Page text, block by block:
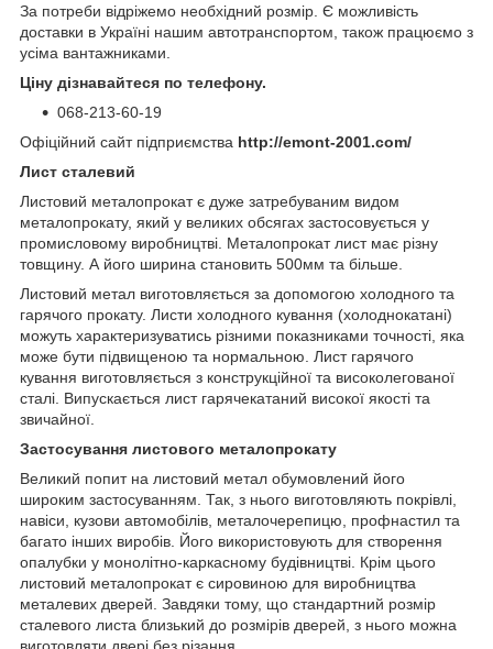
За потреби відріжемо необхідний розмір. Є можливість
доставки в Україні нашим автотранспортом, також працюємо з
усіма вантажниками.
Ціну дізнавайтеся по телефону.
068-213-60-19
Офіційний сайт підприємства http://emont-2001.com/
Лист сталевий
Листовий металопрокат є дуже затребуваним видом
металопрокату, який у великих обсягах застосовується у
промисловому виробництві. Металопрокат лист має різну
товщину. А його ширина становить 500мм та більше.
Листовий метал виготовляється за допомогою холодного та
гарячого прокату. Листи холодного кування (холоднокатані)
можуть характеризуватись різними показниками точності, яка
може бути підвищеною та нормальною. Лист гарячого
кування виготовляється з конструкційної та високолегованої
сталі. Випускається лист гарячекатаний високої якості та
звичайної.
Застосування листового металопрокату
Великий попит на листовий метал обумовлений його
широким застосуванням. Так, з нього виготовляють покрівлі,
навіси, кузови автомобілів, металочерепицю, профнастил та
багато інших виробів. Його використовують для створення
опалубки у монолітно-каркасному будівництві. Крім цього
листовий металопрокат є сировиною для виробництва
металевих дверей. Завдяки тому, що стандартний розмір
сталевого листа близький до розмірів дверей, з нього можна
виготовляти двері без різання.